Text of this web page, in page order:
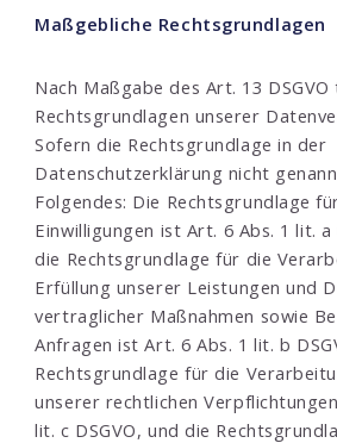
Maßgebliche Rechtsgrundlagen
Nach Maßgabe des Art. 13
Rechtsgrundlagen unserer
Sofern die Rechtsgrundlage in der
Datenschutzerklärung nicht
Folgendes: Die Rechtsgrundlage
Einwilligungen ist Art. 6 Abs. 1 lit. a
die Rechtsgrundlage für die
Erfüllung unserer Leistungen und
vertraglicher Maßnahmen sowie
Anfragen ist Art. 6 Abs. 1 lit. b
Rechtsgrundlage für die
unserer rechtlichen
lit. c DSGVO, und die